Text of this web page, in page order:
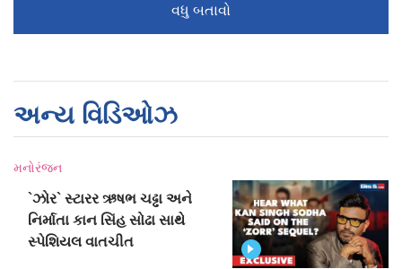
વધુ બતાવો
અન્ય વિડિઓઝ
મનોરંજન
`ઝોર` સ્ટારર ઋષભ ચઢ્ઢા અને
નિર્માતા કાન સિંહ સોઢા સાથે
સ્પેશિયલ વાતચીત